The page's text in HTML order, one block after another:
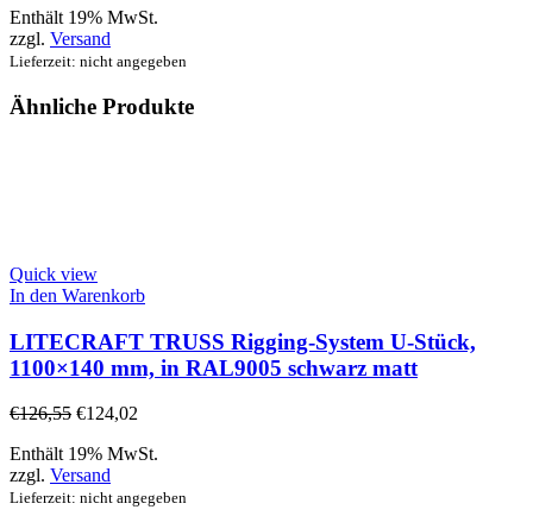
Enthält 19% MwSt.
zzgl. Versand
Lieferzeit: nicht angegeben
Ähnliche Produkte
Quick view
In den Warenkorb
LITECRAFT TRUSS Rigging-System U-Stück,
1100×140 mm, in RAL9005 schwarz matt
€126,55 €124,02
Enthält 19% MwSt.
zzgl. Versand
Lieferzeit: nicht angegeben